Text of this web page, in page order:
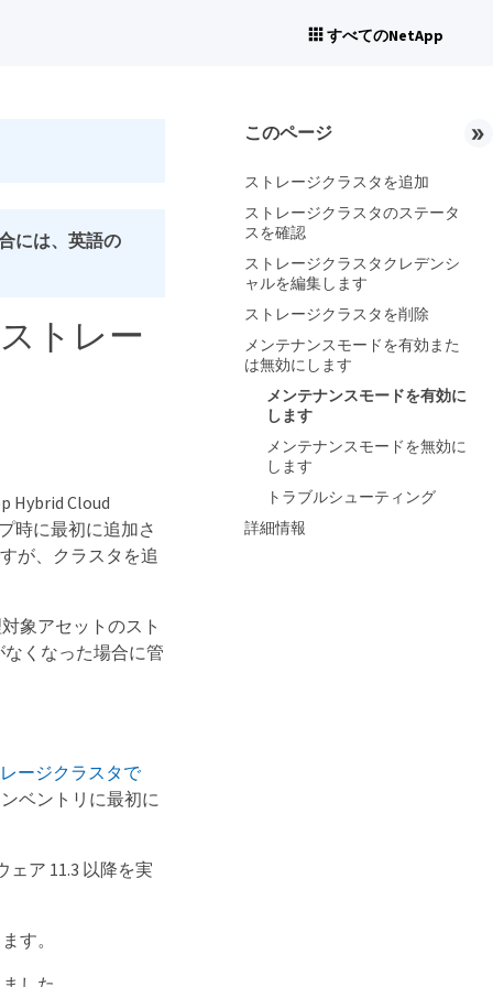
すべてのNetApp
には、英語の
トレー
Hybrid Cloud
時に最初に追加さ
が、クラスタを追
象アセットのスト
くなった場合に管
ージクラスタで
ベントリに最初に
ア 11.3 以降を実
す。
このページ
ストレージクラスタを追加
ストレージクラスタのステータ
スを確認
ストレージクラスタクレデンシ
ャルを編集します
ストレージクラスタを削除
メンテナンスモードを有効また
は無効にします
メンテナンスモードを有効に
します
メンテナンスモードを無効に
します
トラブルシューティング
詳細情報